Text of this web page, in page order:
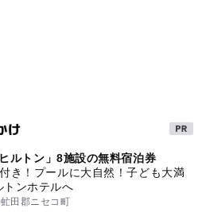
け
ルトン」8施設の無料宿泊券
き！プールに大自然！子ども大満
トンホテルへ
田郡ニセコ町